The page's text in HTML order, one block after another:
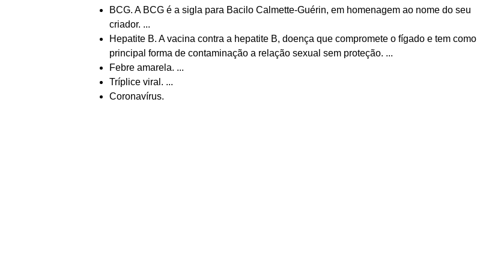
BCG. A BCG é a sigla para Bacilo Calmette-Guérin, em homenagem ao nome do seu
criador. ...
Hepatite B. A vacina contra a hepatite B, doença que compromete o fígado e tem como
principal forma de contaminação a relação sexual sem proteção. ...
Febre amarela. ...
Tríplice viral. ...
Coronavírus.